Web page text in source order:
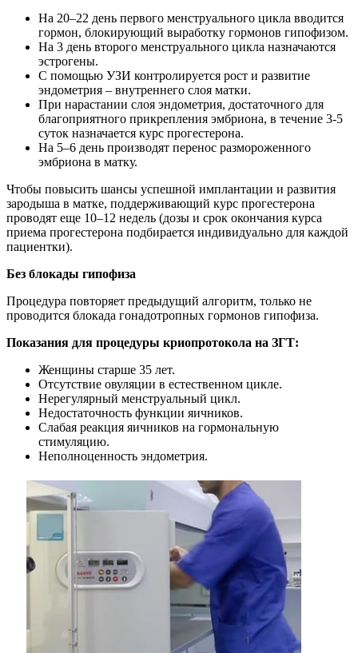
На 20–22 день первого менструального цикла вводится
гормон, блокирующий выработку гормонов гипофизом.
На 3 день второго менструального цикла назначаются
эстрогены.
С помощью УЗИ контролируется рост и развитие
эндометрия – внутреннего слоя матки.
При нарастании слоя эндометрия, достаточного для
благоприятного прикрепления эмбриона, в течение 3-5
суток назначается курс прогестерона.
На 5–6 день производят перенос размороженного
эмбриона в матку.
Чтобы повысить шансы успешной имплантации и развития
зародыша в матке, поддерживающий курс прогестерона
проводят еще 10–12 недель (дозы и срок окончания курса
приема прогестерона подбирается индивидуально для каждой
пациентки).
Без блокады гипофиза
Процедура повторяет предыдущий алгоритм, только не
проводится блокада гонадотропных гормонов гипофиза.
Показания для процедуры криопротокола на ЗГТ:
Женщины старше 35 лет.
Отсутствие овуляции в естественном цикле.
Нерегулярный менструальный цикл.
Недостаточность функции яичников.
Слабая реакция яичников на гормональную
стимуляцию.
Неполноценность эндометрия.